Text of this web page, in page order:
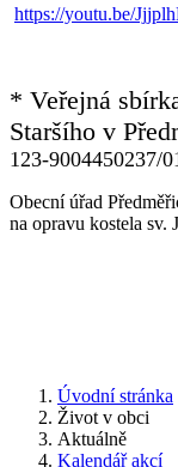
https://youtu.be/
* Veřejná
Staršího v
123-9004450237/
Obecní úřad
na opravu kostela sv.
Úvodní stránka
Život v obci
Aktuálně
Kalendář akcí